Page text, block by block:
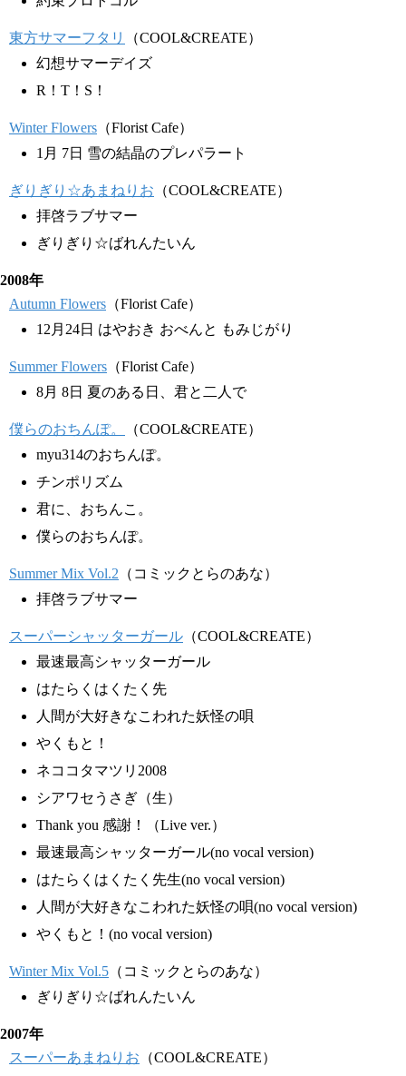
東方サマーフタリ
（COOL&CREATE）
幻想サマーデイズ
R！T！S！
Winter Flowers （Florist Cafe）
1月 7日 雪の結晶のプレパラート
ぎりぎり☆あまねりお （COOL&CREATE）
拝啓ラブサマー
ぎりぎり☆ばれんたいん
2008年
Autumn Flowers （Florist Cafe）
12月24日 はやおき おべんと もみじがり
Summer Flowers （Florist Cafe）
8月 8日 夏のある日、君と二人で
僕らのおちんぽ。
（COOL&CREATE）
myu314のおちんぽ。
チンポリズム
君に、おちんこ。
僕らのおちんぽ。
Summer Mix Vol.2 （コミックとらのあな）
拝啓ラブサマー
スーパーシャッターガール （COOL&CREATE）
最速最高シャッターガール
はたらくはくたく先
人間が大好きなこわれた妖怪の唄
やくもと！
ネココタマツリ2008
シアワセうさぎ（生）
Thank you 感謝！（Live ver.）
最速最高シャッターガール(no vocal version)
はたらくはくたく先生(no vocal version)
人間が大好きなこわれた妖怪の唄(no vocal version)
やくもと！(no vocal version)
Winter Mix Vol.5 （コミックとらのあな）
ぎりぎり☆ばれんたいん
2007年
スーパーあまねりお （COOL&CREATE）